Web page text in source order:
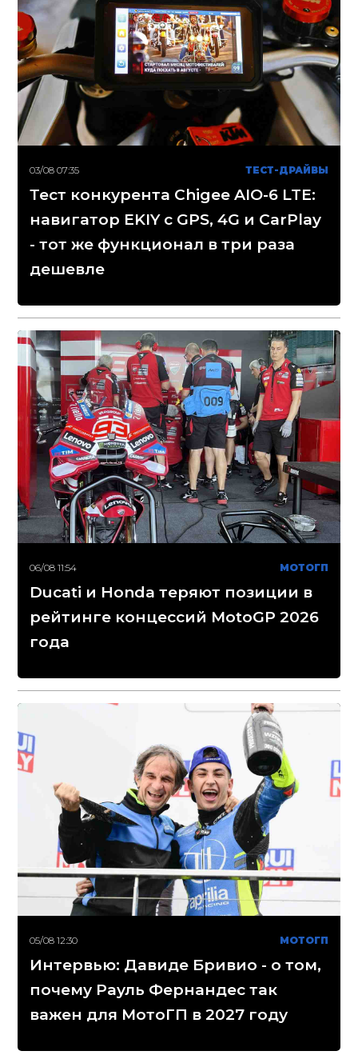
03/08 07:35 ТЕСТ-ДРАЙВЫ
Тест конкурента Chigee AIO-6 LTE:
навигатор EKIY с GPS, 4G и CarPlay
- тот же функционал в три раза
дешевле
06/08 11:54 МОТОГП
Ducati и Honda теряют позиции в
рейтинге концессий MotoGP 2026
года
05/08 12:30 МОТОГП
Интервью: Давиде Бривио - о том,
почему Рауль Фернандес так
важен для МотоГП в 2027 году